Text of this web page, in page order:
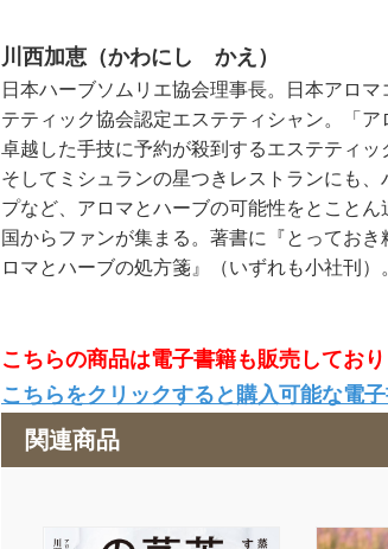
川西加恵（かわにし かえ）
日本ハーブソムリエ協会理事長。日本アロ
テティック協会認定エステティシャン。「
卓越した手技に予約が殺到するエステティ
そしてミシュランの星つきレストランにも
プなど、アロマとハーブの可能性をとこと
国からファンが集まる。著書に『とってお
ロマとハーブの処方箋』（いずれも小社刊）
こちらの商品は電子書籍も販売しており
こちらをクリックすると購入可能な電
関連商品